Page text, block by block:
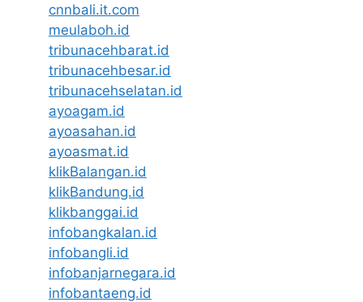
cnnbali.it.com
meulaboh.id
tribunacehbarat.id
tribunacehbesar.id
tribunacehselatan.id
ayoagam.id
ayoasahan.id
ayoasmat.id
klikBalangan.id
klikBandung.id
klikbanggai.id
infobangkalan.id
infobangli.id
infobanjarnegara.id
infobantaeng.id